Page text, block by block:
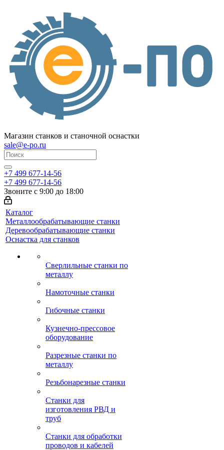
Магазин станков и станочной оснастки
sale@e-po.ru
+7 499 677-14-56
+7 499 677-14-56
Звоните с 9:00 до 18:00
Каталог
Металлообрабатывающие станки
Деревообрабатывающие станки
Оснастка для станков
Сверлильные станки по
металлу
Намоточные станки
Гибочные станки
Кузнечно-прессовое
оборудование
Разрезные станки по
металлу
Резьбонарезные станки
Станки для
изготовления РВД и
труб
Станки для обработки
проводов и кабелей